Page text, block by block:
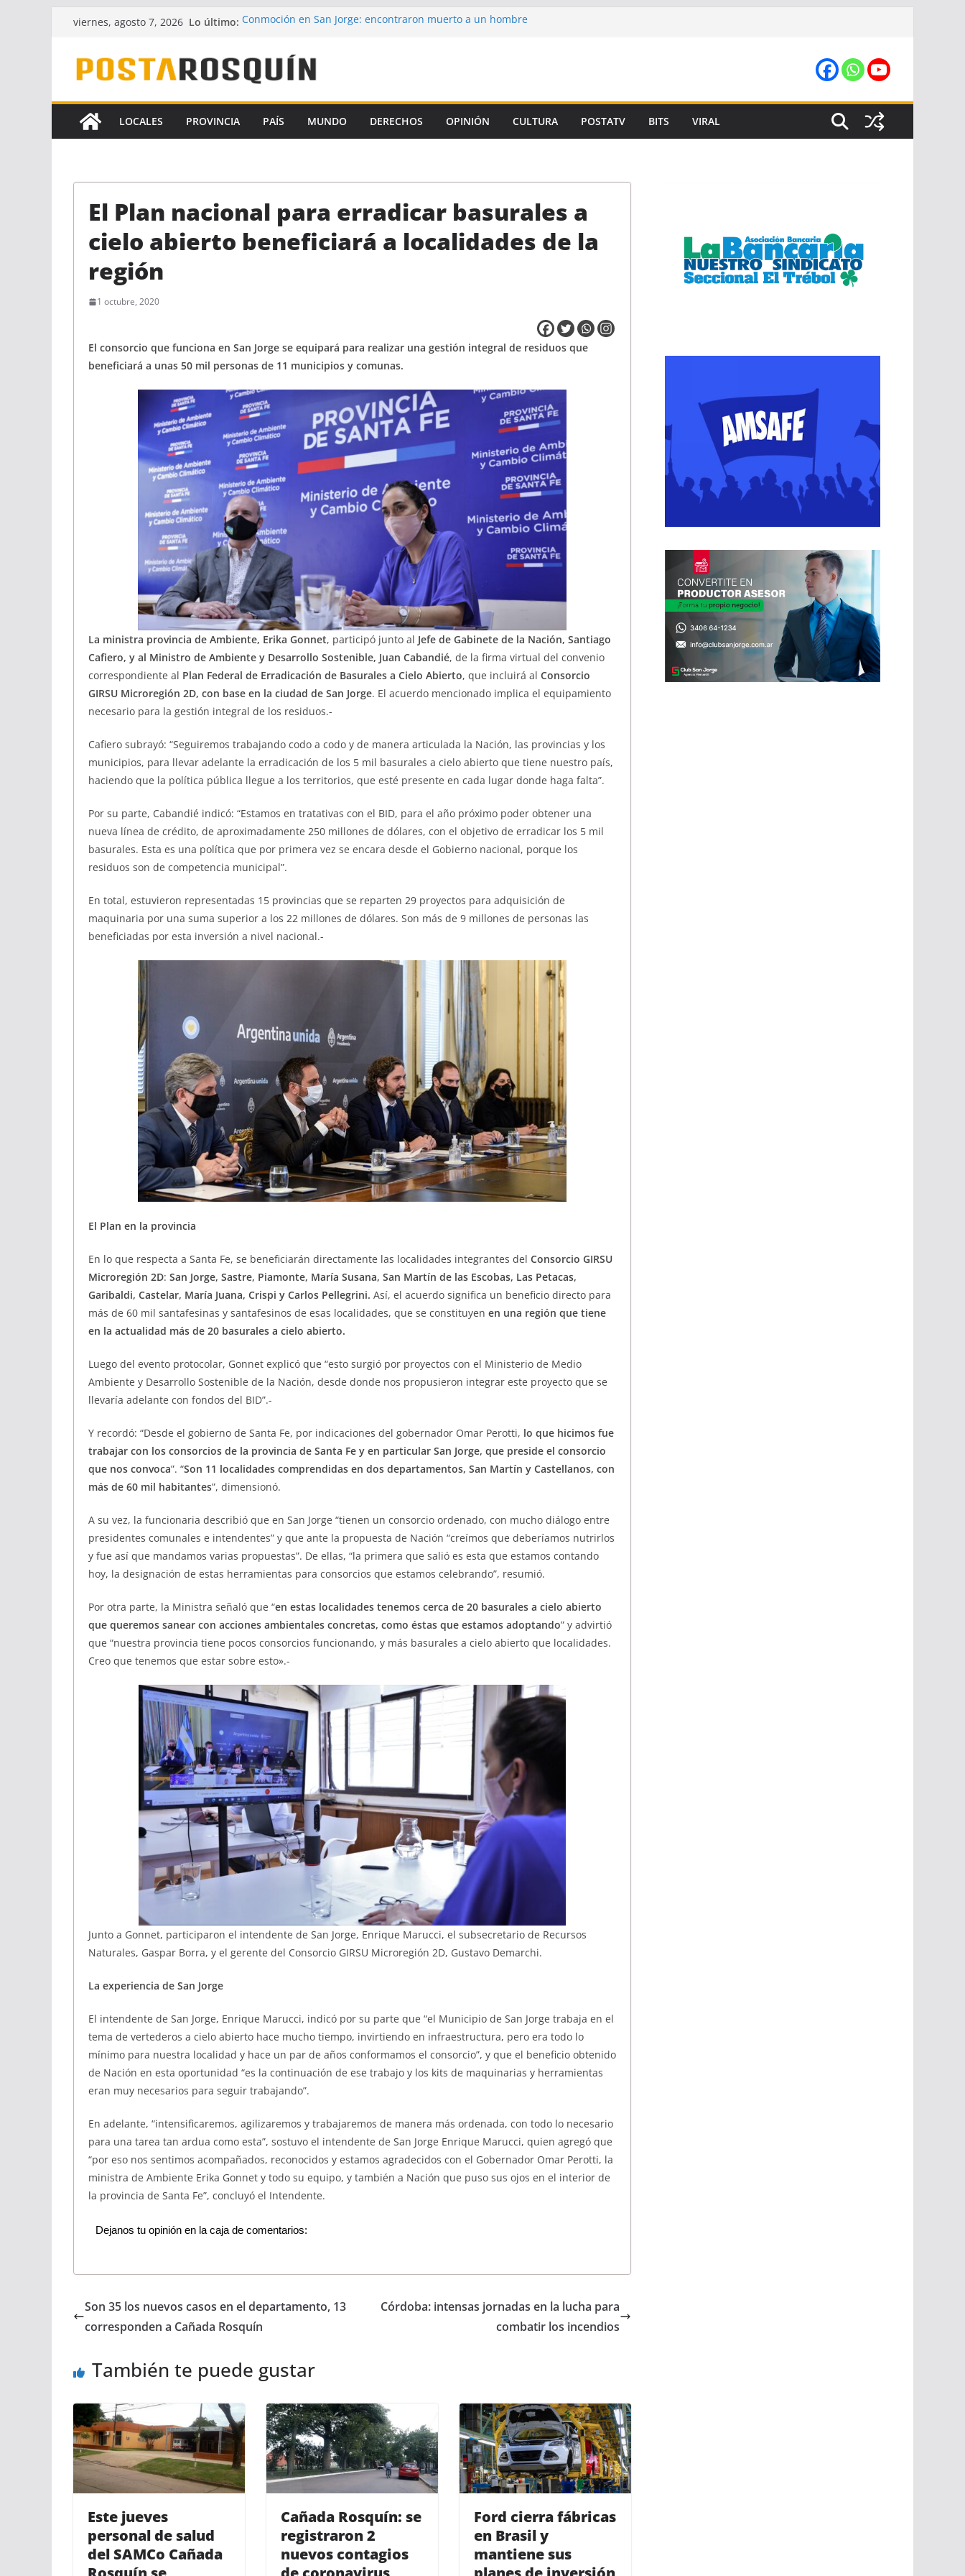
Saltar
contenido
viernes, agosto 7, 2026 Lo último: Conmoción en San Jorge: encontraron muerto a un hombre
Crece la hipótesis de un autor intelectual en el crimen de
Florencia Gómez
la Ley de Financiamiento Universitario
Identificaron a un preso de Santa Fe como uno de los
coautores del femicidio de Florencia Gómez
LOCALES PROVINCIA PAÍS MUNDO DERECHOS OPINIÓN CULTURA POSTATV BITS VIRAL
El Plan nacional para erradicar basurales a
cielo abierto beneficiará a localidades de la
región
1 octubre, 2020
El consorcio que funciona en San Jorge se equipará para realizar una gestión integral de residuos que
beneficiará a unas 50 mil personas de 11 municipios y comunas.
La ministra provincia de Ambiente, Erika Gonnet, participó junto al Jefe de Gabinete de la Nación, Santiago
Cafiero, y al Ministro de Ambiente y Desarrollo Sostenible, Juan Cabandié, de la firma virtual del convenio
correspondiente al Plan Federal de Erradicación de Basurales a Cielo Abierto, que incluirá al Consorcio
GIRSU Microregión 2D, con base en la ciudad de San Jorge. El acuerdo mencionado implica el equipamiento
necesario para la gestión integral de los residuos.-
Cafiero subrayó: “Seguiremos trabajando codo a codo y de manera articulada la Nación, las provincias y los
municipios, para llevar adelante la erradicación de los 5 mil basurales a cielo abierto que tiene nuestro país,
haciendo que la política pública llegue a los territorios, que esté presente en cada lugar donde haga falta”.
Por su parte, Cabandié indicó: “Estamos en tratativas con el BID, para el año próximo poder obtener una
nueva línea de crédito, de aproximadamente 250 millones de dólares, con el objetivo de erradicar los 5 mil
basurales. Esta es una política que por primera vez se encara desde el Gobierno nacional, porque los
residuos son de competencia municipal”.
En total, estuvieron representadas 15 provincias que se reparten 29 proyectos para adquisición de
maquinaria por una suma superior a los 22 millones de dólares. Son más de 9 millones de personas las
beneficiadas por esta inversión a nivel nacional.-
El Plan en la provincia
En lo que respecta a Santa Fe, se beneficiarán directamente las localidades integrantes del Consorcio GIRSU
Microregión 2D: San Jorge, Sastre, Piamonte, María Susana, San Martín de las Escobas, Las Petacas,
Garibaldi, Castelar, María Juana, Crispi y Carlos Pellegrini. Así, el acuerdo significa un beneficio directo para
más de 60 mil santafesinas y santafesinos de esas localidades, que se constituyen en una región que tiene
en la actualidad más de 20 basurales a cielo abierto.
Luego del evento protocolar, Gonnet explicó que “esto surgió por proyectos con el Ministerio de Medio
Ambiente y Desarrollo Sostenible de la Nación, desde donde nos propusieron integrar este proyecto que se
llevaría adelante con fondos del BID”.-
Y recordó: “Desde el gobierno de Santa Fe, por indicaciones del gobernador Omar Perotti, lo que hicimos fue
trabajar con los consorcios de la provincia de Santa Fe y en particular San Jorge, que preside el consorcio
que nos convoca”. “Son 11 localidades comprendidas en dos departamentos, San Martín y Castellanos, con
más de 60 mil habitantes”, dimensionó.
A su vez, la funcionaria describió que en San Jorge “tienen un consorcio ordenado, con mucho diálogo entre
presidentes comunales e intendentes” y que ante la propuesta de Nación “creímos que deberíamos nutrirlos
y fue así que mandamos varias propuestas”. De ellas, “la primera que salió es esta que estamos contando
hoy, la designación de estas herramientas para consorcios que estamos celebrando”, resumió.
Por otra parte, la Ministra señaló que “en estas localidades tenemos cerca de 20 basurales a cielo abierto
que queremos sanear con acciones ambientales concretas, como éstas que estamos adoptando” y advirtió
que “nuestra provincia tiene pocos consorcios funcionando, y más basurales a cielo abierto que localidades.
Creo que tenemos que estar sobre esto».-
Junto a Gonnet, participaron el intendente de San Jorge, Enrique Marucci, el subsecretario de Recursos
Naturales, Gaspar Borra, y el gerente del Consorcio GIRSU Microregión 2D, Gustavo Demarchi.
La experiencia de San Jorge
El intendente de San Jorge, Enrique Marucci, indicó por su parte que “el Municipio de San Jorge trabaja en el
tema de vertederos a cielo abierto hace mucho tiempo, invirtiendo en infraestructura, pero era todo lo
mínimo para nuestra localidad y hace un par de años conformamos el consorcio”, y que el beneficio obtenido
de Nación en esta oportunidad “es la continuación de ese trabajo y los kits de maquinarias y herramientas
eran muy necesarios para seguir trabajando”.
En adelante, “intensificaremos, agilizaremos y trabajaremos de manera más ordenada, con todo lo necesario
para una tarea tan ardua como esta”, sostuvo el intendente de San Jorge Enrique Marucci, quien agregó que
“por eso nos sentimos acompañados, reconocidos y estamos agradecidos con el Gobernador Omar Perotti, la
ministra de Ambiente Erika Gonnet y todo su equipo, y también a Nación que puso sus ojos en el interior de
la provincia de Santa Fe”, concluyó el Intendente.
Dejanos tu opinión en la caja de comentarios:
Son 35 los nuevos casos en el departamento, 13
corresponden a Cañada Rosquín
Córdoba: intensas jornadas en la lucha para
combatir los incendios
También te puede gustar
Este jueves
personal de salud
del SAMCo Cañada
Cañada Rosquín: se
registraron 2
nuevos contagios
Ford cierra fábricas
en Brasil y
mantiene sus